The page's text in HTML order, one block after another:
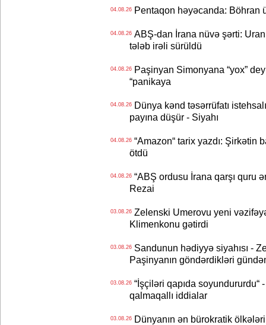
04.08.26Pentaqon həyəcanda: Böhran
04.08.26ABŞ-dan İrana nüvə şərti: Uran
tələb irəli sürüldü
04.08.26Paşinyan Simonyana “yox”
“panikaya
04.08.26Dünya kənd təsərrüfatı
payına düşür - Siyahı
04.08.26“Amazon“ tarix yazdı: Şirkətin
ötdü
04.08.26“ABŞ ordusu İrana qarşı quru
Rezai
03.08.26Zelenski Umerovu yeni
Klimenkonu gətirdi
03.08.26Sandunun hədiyyə siyahısı -
Paşinyanın göndərdikləri
03.08.26“İşçiləri qapıda soyundururdu“
qalmaqallı iddialar
03.08.26Dünyanın ən bürokratik ölkələri